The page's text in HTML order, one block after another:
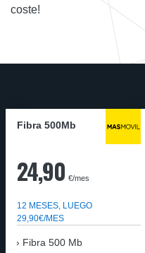
coste!
Fibra 500Mb
24,90 €/mes
12 MESES, LUEGO
29,90€/MES
Fibra 500 Mb